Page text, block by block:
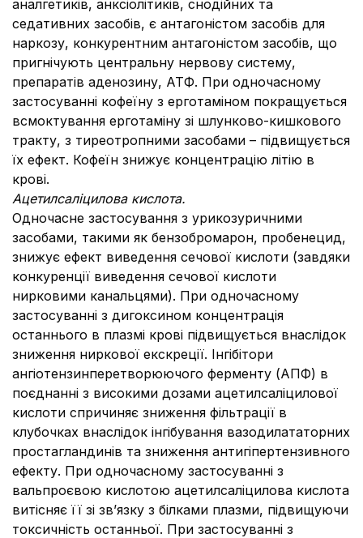
аналгетиків, анксіолітиків, снодійних та
седативних засобів, є антагоністом засобів для
наркозу, конкурентним антагоністом засобів, що
пригнічують центральну нервову систему,
препаратів аденозину, АТФ. При одночасному
застосуванні кофеїну з ерготаміном покращується
всмоктування ерготаміну зі шлунково-кишкового
тракту, з тиреотропними засобами – підвищується
їх ефект. Кофеїн знижує концентрацію літію в
крові.
Ацетилсаліцилова кислота.
Одночасне застосування з урикозуричними
засобами, такими як бензобромарон, пробенецид,
знижує ефект виведення сечової кислоти (завдяки
конкуренції виведення сечової кислоти
нирковими канальцями). При одночасному
застосуванні з дигоксином концентрація
останнього в плазмі крові підвищується внаслідок
зниження ниркової екскреції. Інгібітори
ангіотензинперетворюючого ферменту (АПФ) в
поєднанні з високими дозами ацетилсаліцилової
кислоти спричиняє зниження фільтрації в
клубочках внаслідок інгібування вазодилататорних
простагландинів та зниження антигіпертензивного
ефекту. При одночасному застосуванні з
вальпроєвою кислотою ацетилсаліцилова кислота
витісняє її зі зв’язку з білками плазми, підвищуючи
токсичність останньої. При застосуванні з